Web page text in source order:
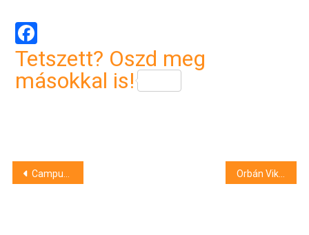
Tetszett? Oszd meg
másokkal is!
Bejegyzés
Campus Fesztivál 2025: minden idők legnagyobb sportfesztiválja jön Orbán Viktor és felesége Ryanairrel repült – nem hagyták szó nélkül ellenfelei